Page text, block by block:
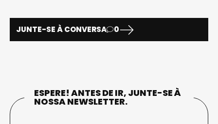
JUNTE-SE À CONVERSA 0
ESPERE! ANTES DE IR, JUNTE-SE À
NOSSA NEWSLETTER.